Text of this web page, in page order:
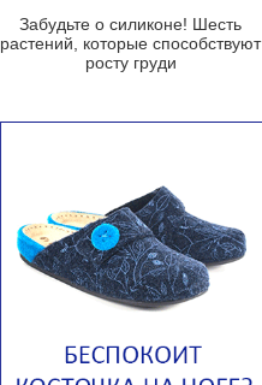
из рукколы
Португальский чесночный суп с
Ирландский картофельный суп
Суп из пастернака
Пряный морковный суп во время
зимних холодов
Американский суп из красной
Забудьте о силиконе! Шесть
растений, которые способствуют
росту груди